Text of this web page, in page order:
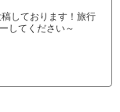
しております！旅行
してください～